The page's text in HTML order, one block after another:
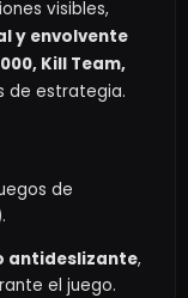
visibles,
y envolvente
Kill Team,
de estrategia.
de
antideslizante,
el juego.